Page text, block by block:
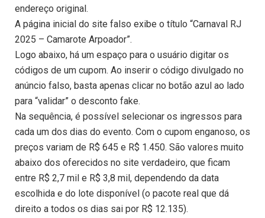
endereço original.
A página inicial do site falso exibe o título “Carnaval RJ
2025 – Camarote Arpoador”.
Logo abaixo, há um espaço para o usuário digitar os
códigos de um cupom. Ao inserir o código divulgado no
anúncio falso, basta apenas clicar no botão azul ao lado
para “validar” o desconto fake.
Na sequência, é possível selecionar os ingressos para
cada um dos dias do evento. Com o cupom enganoso, os
preços variam de R$ 645 e R$ 1.450. São valores muito
abaixo dos oferecidos no site verdadeiro, que ficam
entre R$ 2,7 mil e R$ 3,8 mil, dependendo da data
escolhida e do lote disponível (o pacote real que dá
direito a todos os dias sai por R$ 12.135).